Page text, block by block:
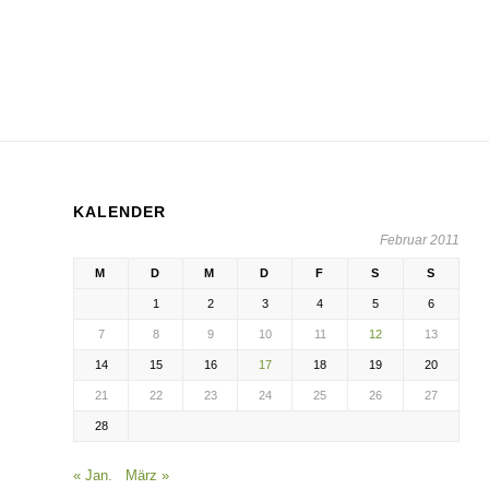
KALENDER
Februar 2011
M D M D F S S
1 2 3 4 5 6
7 8 9 10 11 12 13
14 15 16 17 18 19 20
21 22 23 24 25 26 27
28
« Jan. März »